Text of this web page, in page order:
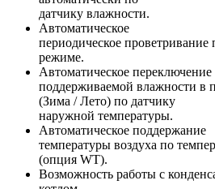
датчику влажности.
Автоматическое
периодическое
режиме.
Автоматическое переключение
поддерживаемой влажности в
(Зима / Лето) по датчику
наружной температуры.
Автоматическое поддержание
температуры воздуха по
(опция WT).
Возможность работы с